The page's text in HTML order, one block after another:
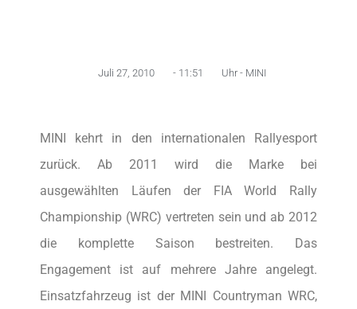
Juli 27, 2010 - 11:51 Uhr - MINI
MINI kehrt in den internationalen Rallyesport
zurück. Ab 2011 wird die Marke bei
ausgewählten Läufen der FIA World Rally
Championship (WRC) vertreten sein und ab 2012
die komplette Saison bestreiten. Das
Engagement ist auf mehrere Jahre angelegt.
Einsatzfahrzeug ist der MINI Countryman WRC,